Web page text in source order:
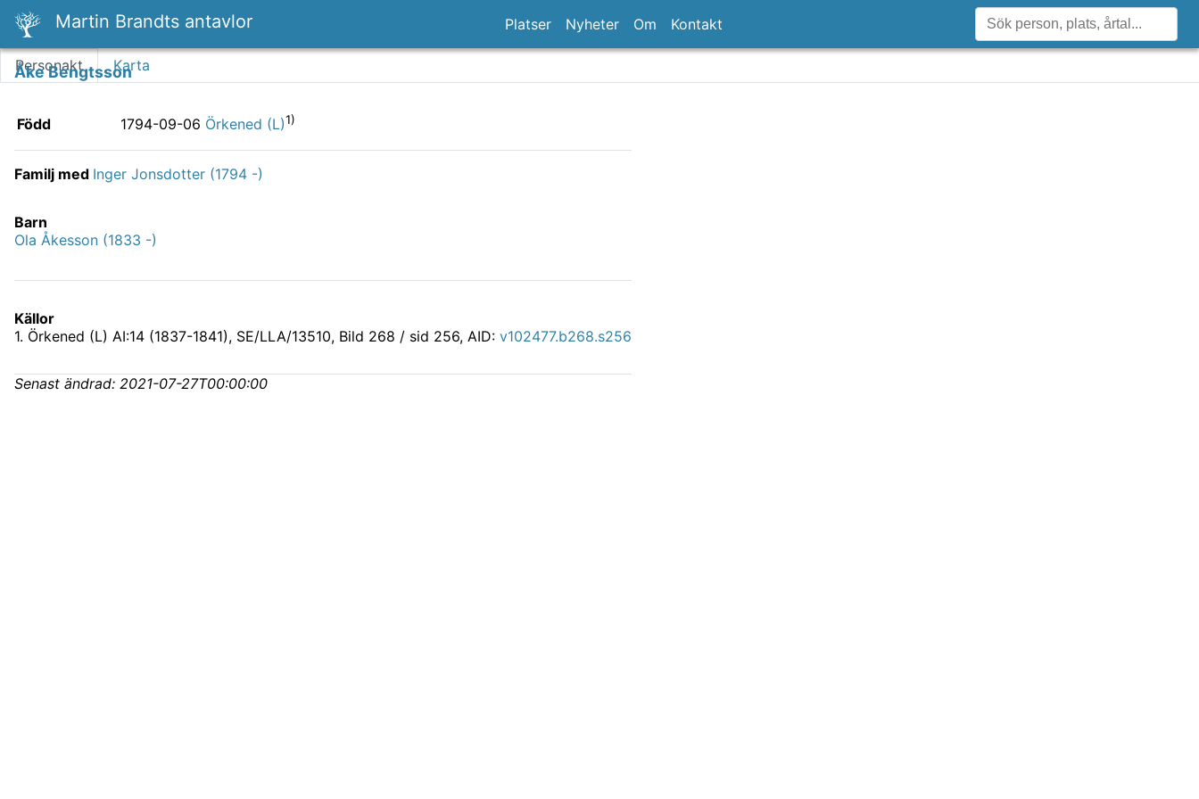
Martin Brandts antavlor Platser Nyheter Om Kontakt
Personakt Karta
Åke Bengtsson
Född 1794-09-06 Örkened (L)1)
Familj med Inger Jonsdotter (1794 -)
Barn
Ola Åkesson (1833 -)
Källor
1. Örkened (L) AI:14 (1837-1841), SE/LLA/13510, Bild 268 / sid 256, AID: v102477.b268.s256
Senast ändrad: 2021-07-27T00:00:00